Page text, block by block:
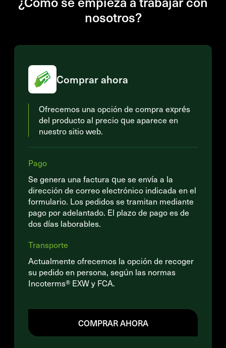
nosotros?
Comprar ahora
Ofrecemos una opción de compra exprés
del producto al precio que aparece en
nuestro sitio web.
Pago
Se genera una factura que se envía a la
dirección de correo electrónico indicada en el
formulario. Los pedidos se tramitan mediante
pago por adelantado. El plazo de pago es de
dos días laborables.
Transporte
Actualmente ofrecemos la opción de recoger
su pedido en persona, según las normas
Incoterms® EXW y FCA.
COMPRAR AHORA